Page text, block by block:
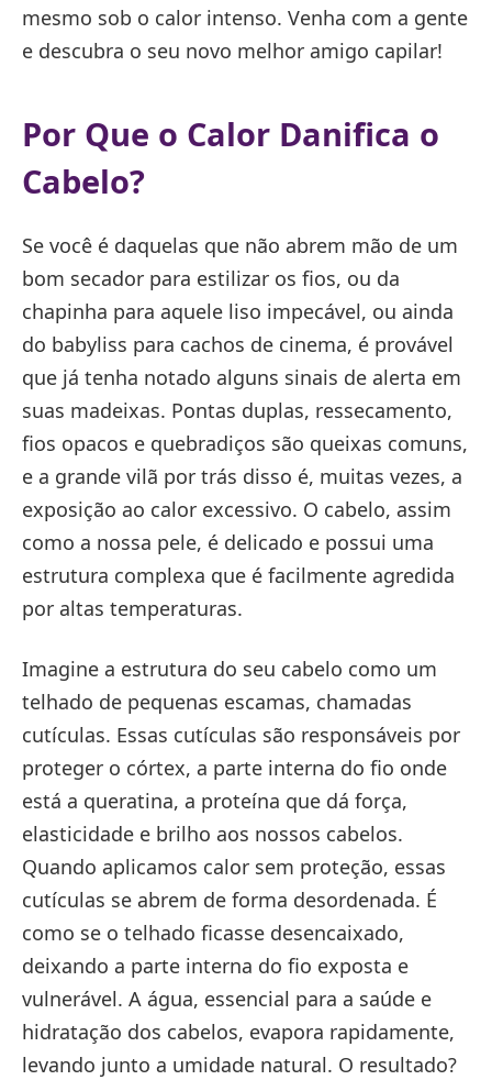
mesmo sob o calor intenso. Venha com a gente
e descubra o seu novo melhor amigo capilar!
Por Que o Calor Danifica o
Cabelo?
Se você é daquelas que não abrem mão de um
bom secador para estilizar os fios, ou da
chapinha para aquele liso impecável, ou ainda
do babyliss para cachos de cinema, é provável
que já tenha notado alguns sinais de alerta em
suas madeixas. Pontas duplas, ressecamento,
fios opacos e quebradiços são queixas comuns,
e a grande vilã por trás disso é, muitas vezes, a
exposição ao calor excessivo. O cabelo, assim
como a nossa pele, é delicado e possui uma
estrutura complexa que é facilmente agredida
por altas temperaturas.
Imagine a estrutura do seu cabelo como um
telhado de pequenas escamas, chamadas
cutículas. Essas cutículas são responsáveis por
proteger o córtex, a parte interna do fio onde
está a queratina, a proteína que dá força,
elasticidade e brilho aos nossos cabelos.
Quando aplicamos calor sem proteção, essas
cutículas se abrem de forma desordenada. É
como se o telhado ficasse desencaixado,
deixando a parte interna do fio exposta e
vulnerável. A água, essencial para a saúde e
hidratação dos cabelos, evapora rapidamente,
levando junto a umidade natural. O resultado?